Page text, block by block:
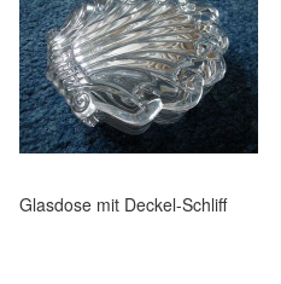
Glasdose mit Deckel-Schliff